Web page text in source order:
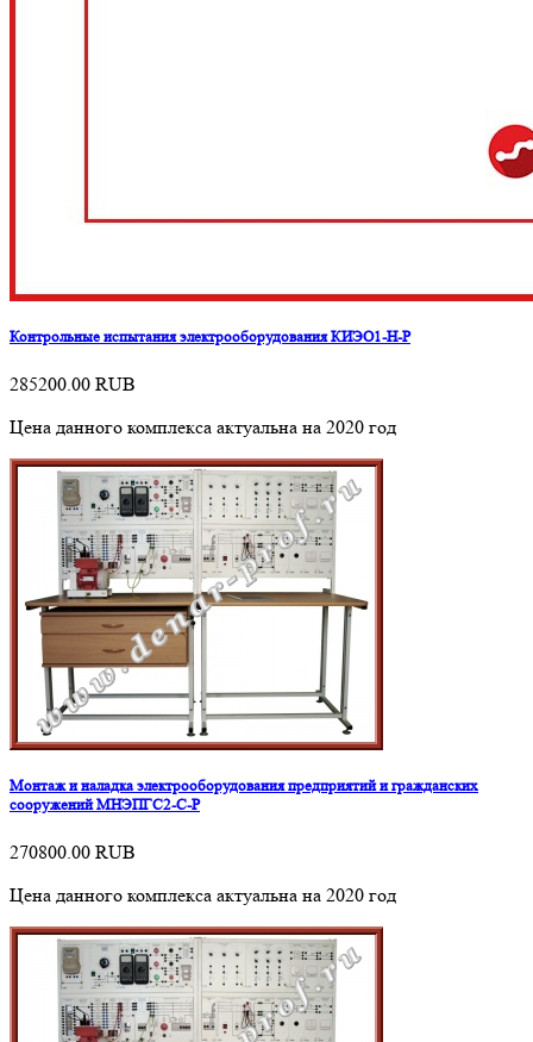
Контрольные испытания электрооборудования КИЭО1-Н-Р
285200.00 RUB
Цена данного комплекса актуальна на 2020 год
Монтаж и наладка электрооборудования предприятий и гражданских
сооружений МНЭПГС2-С-Р
270800.00 RUB
Цена данного комплекса актуальна на 2020 год